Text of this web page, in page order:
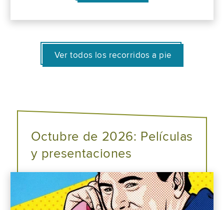
Ver todos los recorridos a pie
Octubre de 2026: Películas
y presentaciones